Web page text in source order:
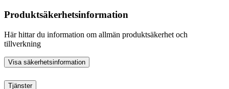
Produktsäkerhetsinformation
Här hittar du information om allmän produktsäkerhet och
tillverkning
Visa säkerhetsinformation
Tjänster